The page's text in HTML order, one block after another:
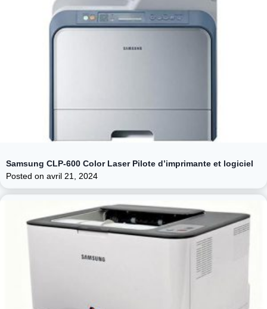
Samsung CLP-600 Color Laser Pilote d’imprimante et logiciel
Posted on avril 21, 2024